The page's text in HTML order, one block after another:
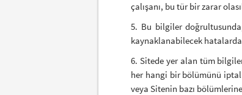
çalışanı, bu tür bir zarar
5. Bu bilgiler
kaynaklanabilecek
6. Sitede yer alan tüm
her hangi bir bölümünü
veya Sitenin bazı